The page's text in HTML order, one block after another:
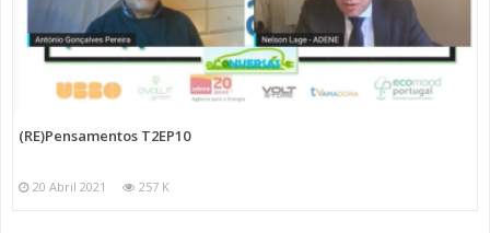
(RE)Pensamentos T2EP10
20 Abril 2021 257 K